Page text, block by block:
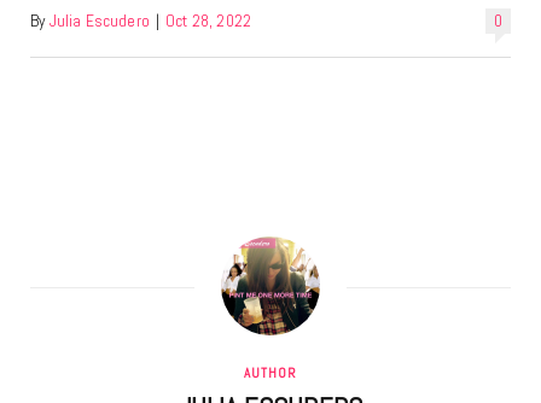
0
By Julia Escudero | Oct 28, 2022
AUTHOR